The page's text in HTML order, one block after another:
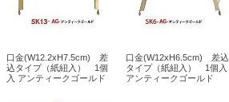
口金(W12.2xH7.5cm) 差
込タイプ（紙紐入） 1個
入 アンティークゴールド
口金(W12xH6.5cm) 差込
タイプ（紙紐入） 1個入
アンティークゴールド